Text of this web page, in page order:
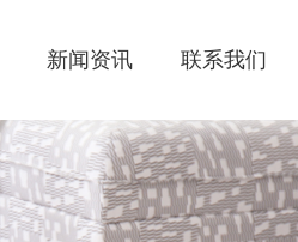
新闻资讯 联系我们